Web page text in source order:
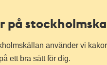
på
använder vi
ett bra sätt för dig.